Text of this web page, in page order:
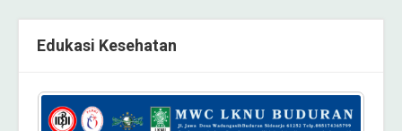
Edukasi Kesehatan